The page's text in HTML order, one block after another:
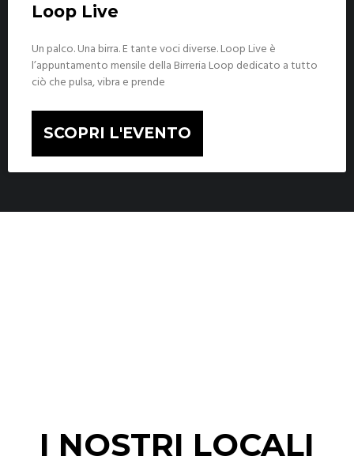
Loop Live
Un palco. Una birra. E tante voci diverse. Loop Live è
l’appuntamento mensile della Birreria Loop dedicato a tutto
ciò che pulsa, vibra e prende
SCOPRI L'EVENTO
I NOSTRI LOCALI